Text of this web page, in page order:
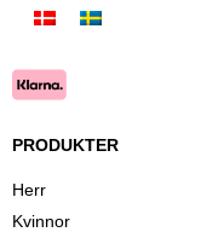
PRODUKTER
Herr
Kvinnor